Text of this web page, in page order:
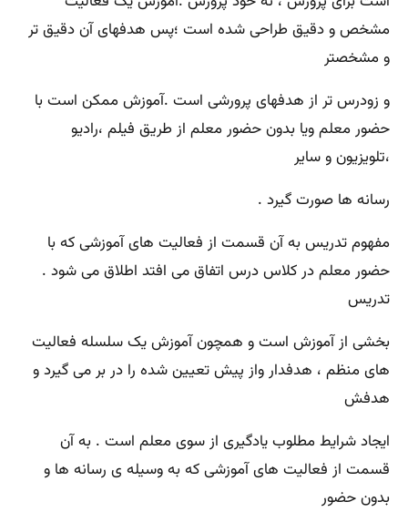
مشخص و دقیق طراحی شده است ؛پس هدفهای آن دقیق تر
و مشخصتر
و زودرس تر از هدفهای پرورشی است .آموزش ممکن است با
حضور معلم ویا بدون حضور معلم از طریق فیلم ،رادیو
،تلویزیون و سایر
رسانه ها صورت گیرد .
مفهوم تدریس به آن قسمت از فعالیت های آموزشی که با
حضور معلم در کلاس درس اتفاق می افتد اطلاق می شود .
تدریس
بخشی از آموزش است و همچون آموزش یک سلسله فعالیت
های منظم ، هدفدار واز پیش تعیین شده را در بر می گیرد و
هدفش
ایجاد شرایط مطلوب یادگیری از سوی معلم است . به آن
قسمت از فعالیت های آموزشی که به وسیله ی رسانه ها و
بدون حضور